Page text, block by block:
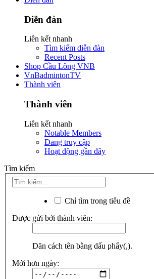
Diễn đàn
Liên kết nhanh
Tìm kiếm diễn đàn
Recent Posts
Shop Cầu Lông VNB
VnBadmintonTV
Thành viên
Thành viên
Liên kết nhanh
Notable Members
Đang truy cập
Hoạt động gần đây
Tìm kiếm
Chỉ tìm trong tiêu đề
Được gửi bởi thành viên:
Dãn cách tên bằng dấu phẩy(,).
Mới hơn ngày: